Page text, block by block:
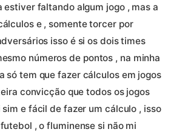
estiver faltando algum jogo , mas a
e , somente torcer por
isso é si os dois times
números de pontos , na minha
só tem que fazer cálculos em jogos
convicção que todos os jogos
sim e fácil de fazer um cálculo , isso
, o fluminense si não mi